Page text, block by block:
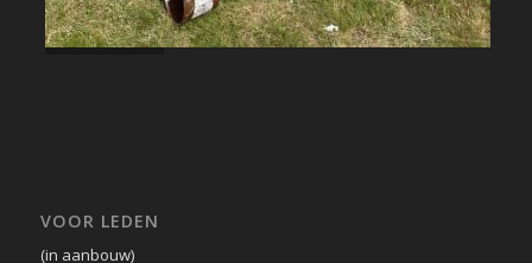
VOOR LEDEN
(in aanbouw)